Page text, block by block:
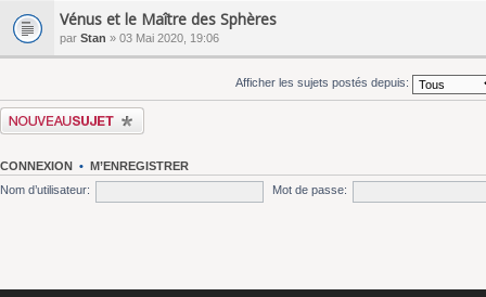
Vénus et le Maître des Sphères
par Stan » 03 Mai 2020, 19:06
Afficher les sujets postés depuis:
Écrire un nouveau sujet
CONNEXION • M’ENREGISTRER
Nom d’utilisateur:
Mot de passe: